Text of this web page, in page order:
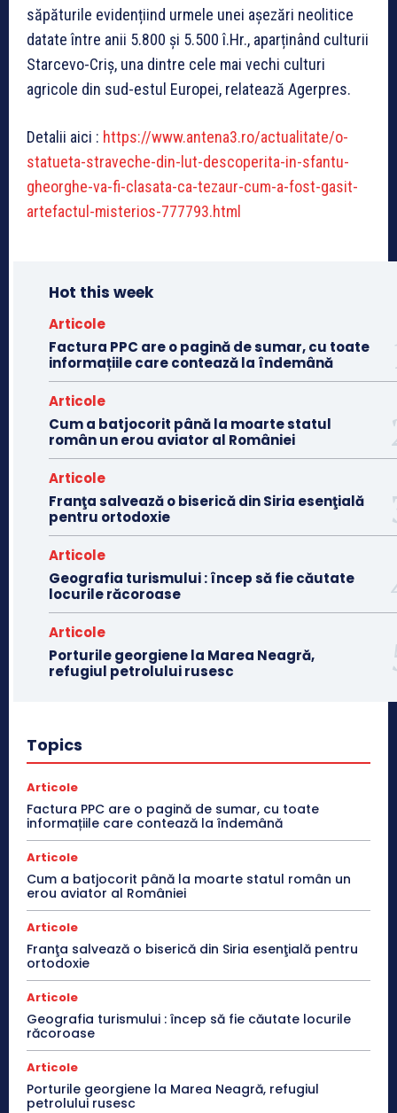
săpăturile evidențiind urmele unei așezări neolitice
datate între anii 5.800 și 5.500 î.Hr., aparținând culturii
Starcevo-Criș, una dintre cele mai vechi culturi
agricole din sud-estul Europei, relatează Agerpres.
Detalii aici : https://www.antena3.ro/actualitate/o-
statueta-straveche-din-lut-descoperita-in-sfantu-
gheorghe-va-fi-clasata-ca-tezaur-cum-a-fost-gasit-
artefactul-misterios-777793.html
Hot this week
Articole
Factura PPC are o pagină de sumar, cu toate
informațiile care contează la îndemână
Articole
Cum a batjocorit până la moarte statul
român un erou aviator al României
Articole
Franţa salvează o biserică din Siria esenţială
pentru ortodoxie
Articole
Geografia turismului : încep să fie căutate
locurile răcoroase
Articole
Porturile georgiene la Marea Neagră,
refugiul petrolului rusesc
Topics
Articole
Factura PPC are o pagină de sumar, cu toate
informațiile care contează la îndemână
Articole
Cum a batjocorit până la moarte statul român un
erou aviator al României
Articole
Franţa salvează o biserică din Siria esenţială pentru
ortodoxie
Articole
Geografia turismului : încep să fie căutate locurile
răcoroase
Articole
Porturile georgiene la Marea Neagră, refugiul
petrolului rusesc